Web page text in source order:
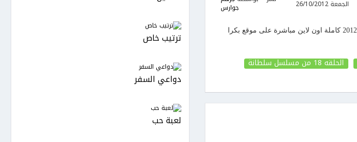
الجمعة 26/10/2012 جوارس
مشاهدة مباشرة مشاهدة مسلسل سلطانة الحلقة 1 الاولى وحتى الاخيرة 2012 كاملة اون لاين مباشرة على موقع بكرا
الحلقه 18 من مسلسل سلطانة
ترتيب خاص
دواعي السفر
لعبة حب